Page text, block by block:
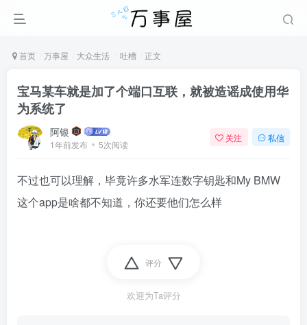
首页 万事屋 大众生活 吐槽 正文
宝马某车就是加了个端口互联，就被造谣成使用华
为系统了
阿银
1年前发布 5次阅读
关注 私信
不过也可以理解，毕竟许多水军连数字钥匙和My BMW
这个app是啥都不知道，你还要他们怎么样
评分
欢迎为Ta评分